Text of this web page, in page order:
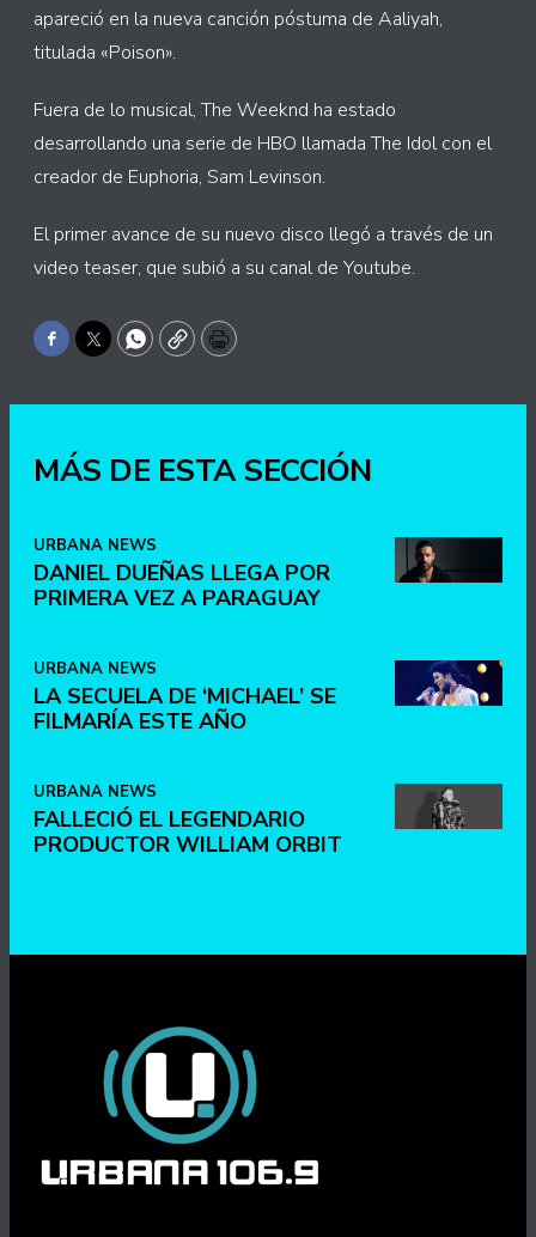
apareció en la nueva canción póstuma de Aaliyah,
titulada «Poison».
Fuera de lo musical, The Weeknd ha estado
desarrollando una serie de HBO llamada The Idol con el
creador de Euphoria, Sam Levinson.
El primer avance de su nuevo disco llegó a través de un
video teaser, que subió a su canal de Youtube.
Facebook
TwitterWhatsApp
CopyPrint
MÁS DE ESTA SECCIÓN
URBANA NEWS
DANIEL DUEÑAS LLEGA POR
PRIMERA VEZ A PARAGUAY
URBANA NEWS
LA SECUELA DE ‘MICHAEL’ SE
FILMARÍA ESTE AÑO
URBANA NEWS
FALLECIÓ EL LEGENDARIO
PRODUCTOR WILLIAM ORBIT